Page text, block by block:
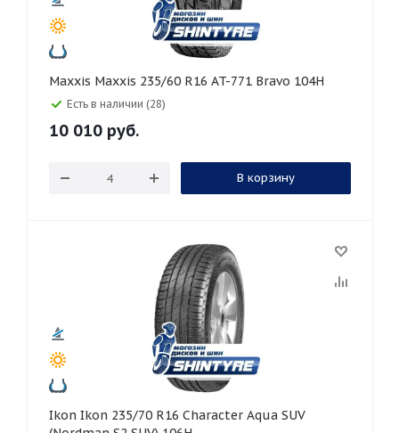
Maxxis Maxxis 235/60 R16 AT-771 Bravo 104H
Есть в наличии (28)
10 010 руб.
В корзину
Ikon Ikon 235/70 R16 Character Aqua SUV